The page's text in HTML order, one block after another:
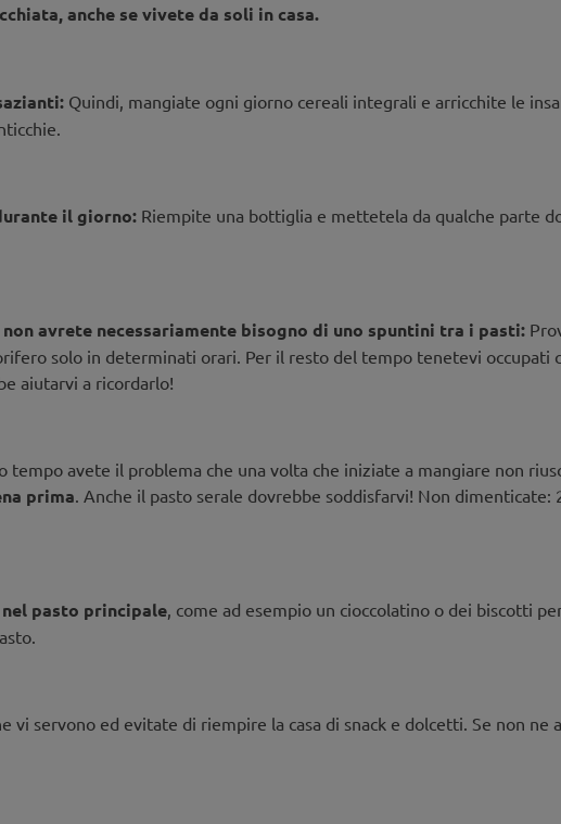
anche se vivete da soli in casa.
Quindi, mangiate ogni giorno cereali integrali e arricchite le
il giorno: Riempite una bottiglia e mettetela da qualche parte
non avrete necessariamente bisogno di uno spuntini tra i pasti:
solo in determinati orari. Per il resto del tempo tenetevi occupati
aiutarvi a ricordarlo!
tempo avete il problema che una volta che iniziate a mangiare non
prima . Anche il pasto serale dovrebbe soddisfarvi! Non dimenticate:
pasto principale , come ad esempio un cioccolatino o dei biscotti
vi servono ed evitate di riempire la casa di snack e dolcetti. Se non ne